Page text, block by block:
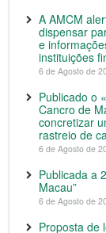
A AMCM
dispensar
e
instituições
6 de Agosto de
Publicado o
Cancro de
concretizar
rastreio de
6 de Agosto de
Publicada a
Macau”
6 de Agosto de
Proposta de